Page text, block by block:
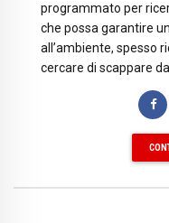
programmato per
che possa garantire
all’ambiente, spesso
cercare di scappare